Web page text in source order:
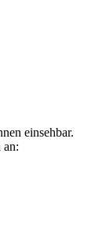
einsehbar.
an: